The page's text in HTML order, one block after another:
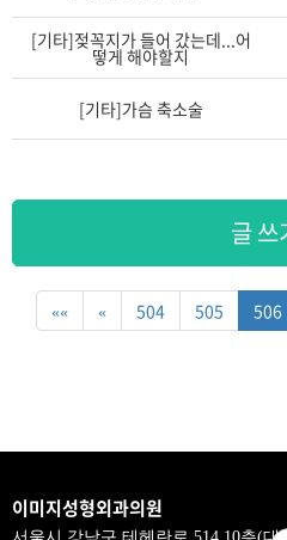
[기타]젖꼭지가 들어 갔는데...어
떻게 해야할지
[기타]가슴 축소술
글 쓰
«« « 504 505 506
이미지성형외과의원